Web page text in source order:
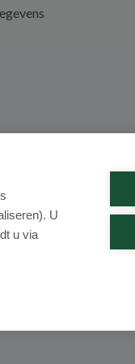
U
u via